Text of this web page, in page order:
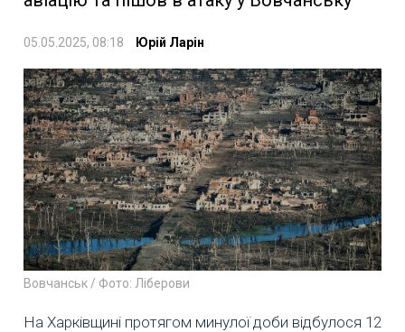
05.05.2025, 08:18 Юрій Ларін
Вовчанськ / Фото: Ліберови
На Харківщині протягом минулої доби відбулося 12